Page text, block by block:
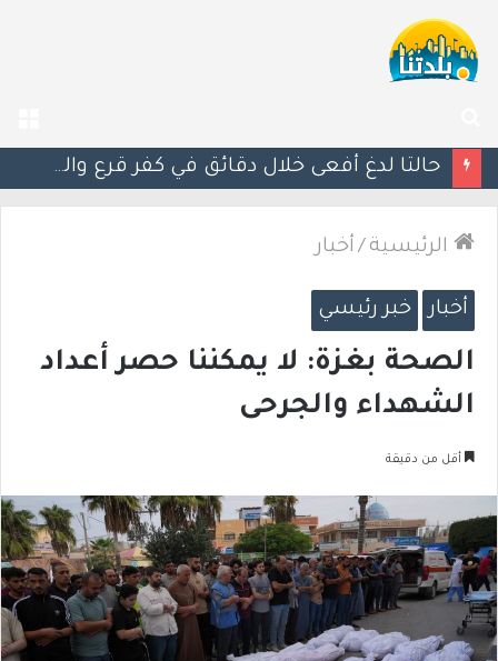
عن
مصرع الفتى محمد جمعة القرناوي (17 عامًا) في حادث سير مروّع في عرعرة النقب
الرئيسية / أخبار
أخبار خبر رئيسي
الصحة بغزة: لا يمكننا حصر أعداد
الشهداء والجرحى
أقل من دقيقة